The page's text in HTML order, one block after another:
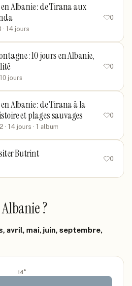
Albanie : de Tirana aux
· 14 jours
0
: 10 jours en Albanie,
10 jours
0
Albanie : de Tirana à la
et plages sauvages
· 14 jours · 1 album
0
Butrint 0
?
avril, mai, juin, septembre,
14°